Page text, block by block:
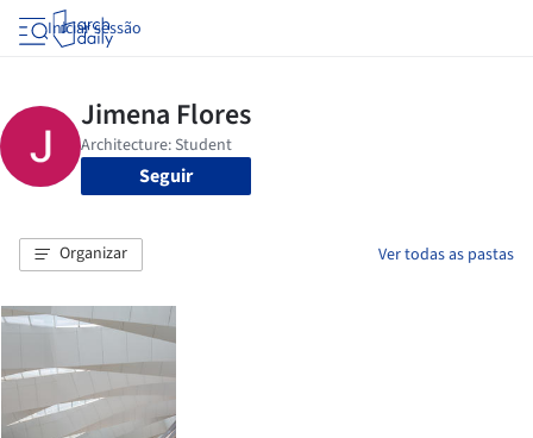
Iniciar sessão
Seguir
Organizar Ver todas as pastas